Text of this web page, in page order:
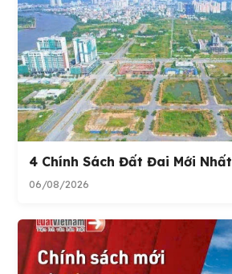
4 Chính Sách Đất Đai Mới Nhất
06/08/2026